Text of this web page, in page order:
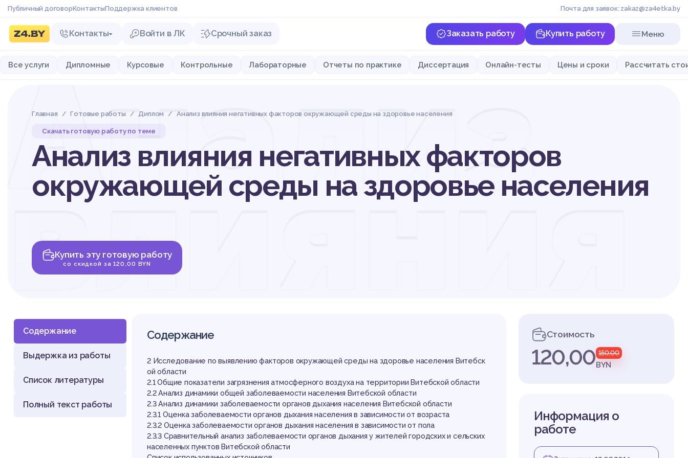
Публичный договорКонтактыПоддержка клиентов Почта для заявок: zakaz@za4etka.by
Контакты Войти в ЛК Срочный заказ Заказать работу Купить работу Меню
Все услуги Дипломные Курсовые Контрольные Лабораторные Отчеты по практике Диссертация Онлайн-тесты Цены и сроки Рассчитать
Главная Готовые работы Диплом Анализ влияния негативных факторов окружающей среды на здоровье населения
Скачать готовую работу по теме
Анализ влияния негативных факторов
окружающей среды на здоровье населения
Купить эту готовую работу
со скидкой за 120,00 BYN
Анализ
влияния
Содержание
Выдержка из работы
Список литературы
Полный текст работы
Содержание
2 Исследование по выявлению факторов окружающей среды на здоровье населения Витебск
ой области
2.1 Общие показатели загрязнения атмосферного воздуха на территории Витебской области
2.2 Анализ динамики общей заболеваемости населения Витебской области
2.3 Анализ динамики заболеваемости органов дыхания населения Витебской области
2.3.1 Оценка заболеваемости органов дыхания населения в зависимости от возраста
2.3.2 Оценка заболеваемости органов дыхания населения в зависимости от пола
2.3.3 Сравнительный анализ заболеваемости органов дыхания у жителей городских и сельских
населенных пунктов Витебской области
Стоимость
120,00 150,00
BYN
Информация о
работе